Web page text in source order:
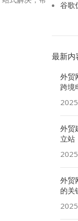
谷歌
最新内
外贸
跨境
外贸
立站
外贸
的关